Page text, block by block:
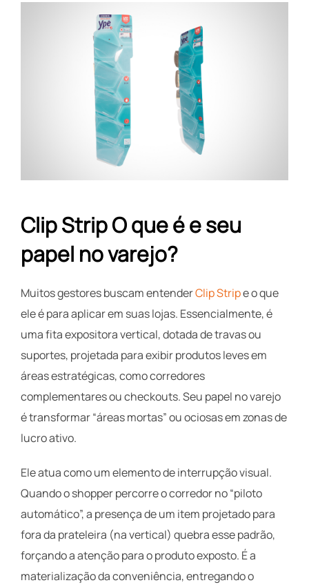
Clip Strip O que é e seu
papel no varejo?
Muitos gestores buscam entenderClip Stripe o que
ele é para aplicar em suas lojas. Essencialmente, é
uma fita expositora vertical, dotada de travas ou
suportes, projetada para exibir produtos leves em
áreas estratégicas, como corredores
complementares ou checkouts. Seu papel no varejo
é transformar “áreas mortas” ou ociosas em zonas de
lucro ativo.
Ele atua como um elemento de interrupção visual.
Quando o shopper percorre o corredor no “piloto
automático”, a presença de um item projetado para
fora da prateleira (na vertical) quebra esse padrão,
forçando a atenção para o produto exposto. É a
materialização da conveniência, entregando o